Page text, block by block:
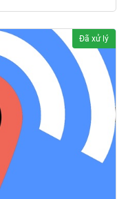
Hòa,Tỉnh Đắk Lắk
Đã xử lý